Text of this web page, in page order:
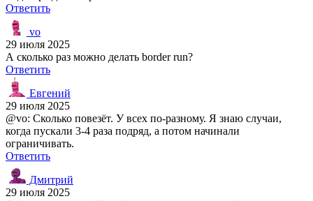
Ответить
vo
29 июля 2025
А сколько раз можно делать border run?
Ответить
Евгений
29 июля 2025
@vo: Сколько повезёт. У всех по-разному. Я знаю случаи,
когда пускали 3-4 раза подряд, а потом начинали
ограничивать.
Ответить
Дмитрий
29 июля 2025